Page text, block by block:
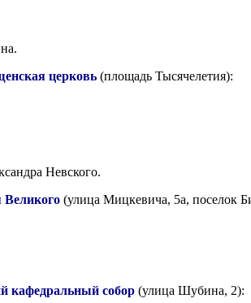
церковь (площадь Тысячелетия):
Невского.
(улица Мицкевича, 5а, поселок
кафедральный собор(улица Шубина, 2):